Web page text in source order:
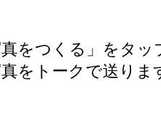
をつくる」をタッ
をトークで送りま